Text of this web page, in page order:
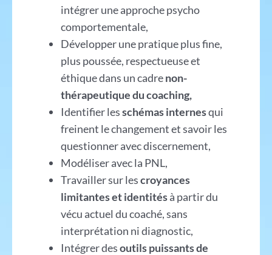
intégrer une approche psycho
comportementale,
Développer une pratique plus fine,
plus poussée, respectueuse et
éthique dans un cadrenon-
thérapeutique du coaching,
Identifier lesschémas internesqui
freinent le changement et savoir les
questionner avec discernement,
Modéliser avec la PNL,
Travailler sur lescroyances
limitantes et identitésà partir du
vécu actuel du coaché, sans
interprétation ni diagnostic,
Intégrer desoutils puissants de